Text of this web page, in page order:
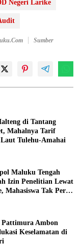
Negeri Larike
Sumber
di Tantang
Mahalnya Tarif
Tulehu-Amahai
Maluku Tengah
Izin Penelitian Lewat
Mahasiswa Tak Perlu
Pattimura Ambon
Keselamatan di